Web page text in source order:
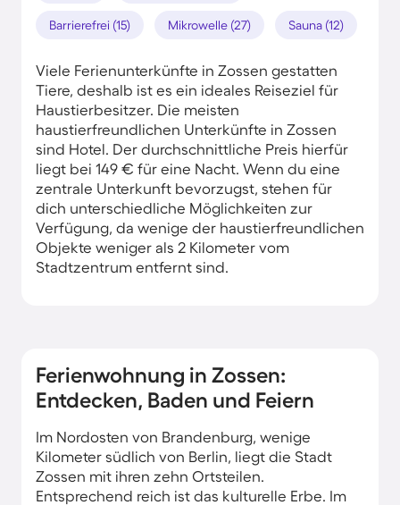
Barrierefrei (15) Mikrowelle (27) Sauna (12)
Viele Ferienunterkünfte in Zossen gestatten
Tiere, deshalb ist es ein ideales Reiseziel für
Haustierbesitzer. Die meisten
haustierfreundlichen Unterkünfte in Zossen
sind Hotel. Der durchschnittliche Preis hierfür
liegt bei 149 € für eine Nacht. Wenn du eine
zentrale Unterkunft bevorzugst, stehen für
dich unterschiedliche Möglichkeiten zur
Verfügung, da wenige der haustierfreundlichen
Objekte weniger als 2 Kilometer vom
Stadtzentrum entfernt sind.
Ferienwohnung in Zossen:
Entdecken, Baden und Feiern
Im Nordosten von Brandenburg, wenige
Kilometer südlich von Berlin, liegt die Stadt
Zossen mit ihren zehn Ortsteilen.
Entsprechend reich ist das kulturelle Erbe. Im